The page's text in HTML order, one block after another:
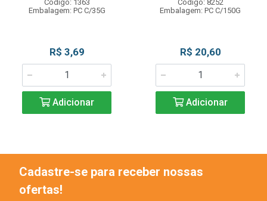
Código: 1363
Embalagem: PC C/35G
R$ 3,69
Adicionar
Código: 8252
Embalagem: PC C/150G
R$ 20,60
Adicionar
Cadastre-se para receber nossas
ofertas!